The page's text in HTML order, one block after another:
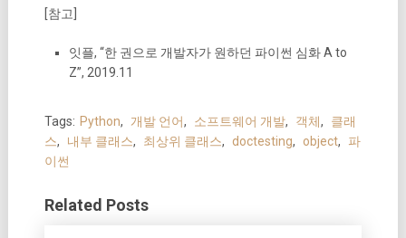
[참고]
잇플, “한 권으로 개발자가 원하던 파이썬 심화 A to
Z”, 2019.11
Tags: Python, 개발 언어, 소프트웨어 개발, 객체,
클래
스, 내부 클래스, 최상위 클래스, doctesting, object,
파
이썬
Related Posts